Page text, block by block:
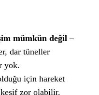
mümkün değil –
dar tüneller
yok.
için hareket
keşif zor olabilir.